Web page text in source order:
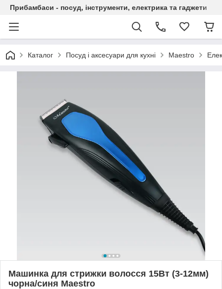
Прибамбаси - посуд, інструменти, електрика та гаджети
Каталог Посуд і аксесуари для кухні Maestro
Машинка для стрижки волосся 15Вт (3-12мм)
чорна/синя Maestro